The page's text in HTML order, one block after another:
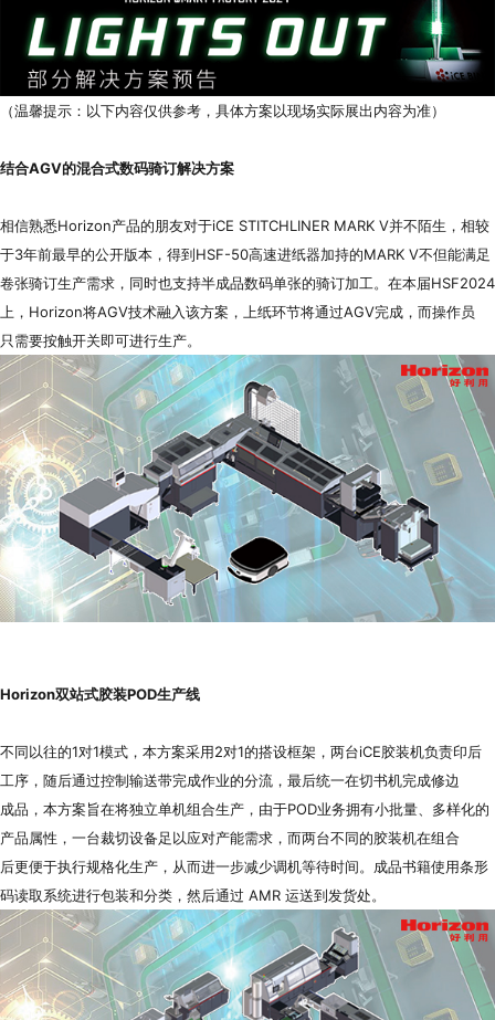
（温馨提示：以下内容仅供参考，具体方案以现场实际展出内容为准）
结合AGV的混合式数码骑订解决方案
相信熟悉Horizon产品的朋友对于iCE STITCHLINER MARK V并不陌生，相较
于3年前最早的公开版本，得到HSF-50高速进纸器加持的MARK V不但能满足
卷张骑订生产需求，同时也支持半成品数码单张的骑订加工。在本届HSF2024
上，Horizon将AGV技术融入该方案，上纸环节将通过AGV完成，而操作员
只需要按触开关即可进行生产。
Horizon双站式胶装POD生产线
不同以往的1对1模式，本方案采用2对1的搭设框架，两台iCE胶装机负责印后
工序，随后通过控制输送带完成作业的分流，最后统一在切书机完成修边
成品，本方案旨在将独立单机组合生产，由于POD业务拥有小批量、多样化的
产品属性，一台裁切设备足以应对产能需求，而两台不同的胶装机在组合
后更便于执行规格化生产，从而进一步减少调机等待时间。成品书籍使用条形
码读取系统进行包装和分类，然后通过 AMR 运送到发货处。